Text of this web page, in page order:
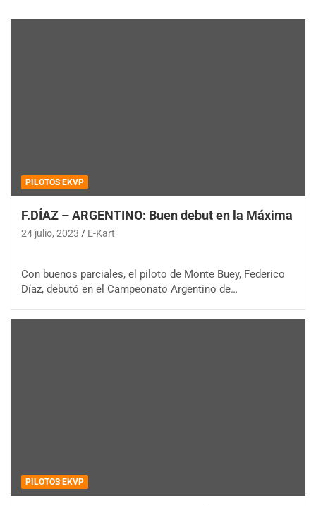
PILOTOS EKVP
F.DÍAZ – ARGENTINO: Buen debut en la Máxima
24 julio, 2023 E-Kart
Con buenos parciales, el piloto de Monte Buey, Federico
Díaz, debutó en el Campeonato Argentino de…
PILOTOS EKVP